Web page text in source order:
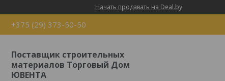
Начать продавать на Deal.by
+375 (29) 373-50-50
Поставщик строительных
материалов Торговый Дом
ЮВЕНТА